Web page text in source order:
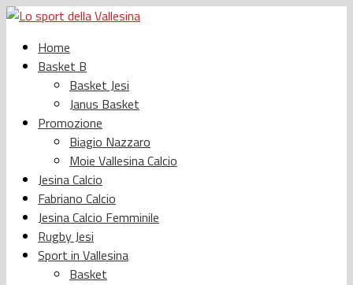
Home
Basket B
Basket Jesi
Janus Basket
Promozione
Biagio Nazzaro
Moie Vallesina Calcio
Jesina Calcio
Fabriano Calcio
Jesina Calcio Femminile
Rugby Jesi
Sport in Vallesina
Basket